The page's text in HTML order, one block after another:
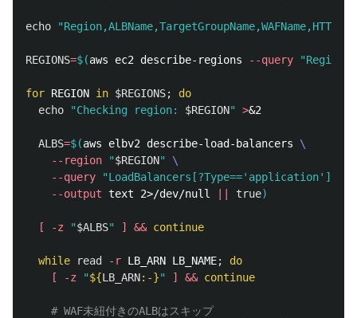
echo
REGIONS=$(aws ec2 describe-regions --query
for REGION in $REGIONS;
do
echo
"Checking region: $REGION" >&2
ALBS=$(aws elbv2 describe-load-balancers \
--region
"$REGION"
\
--query
--output text 2>/dev/null true)
[ -z "$ALBS" ] && continue
  while
read -r LB_ARN LB_NAME;
do
[
-z "${LB_ARN:-}" ] && continue
# WAF未紐付きのALBはスキップ